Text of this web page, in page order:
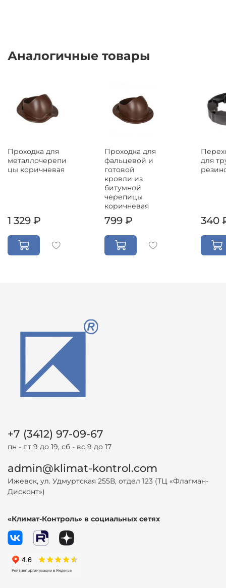
Аналогичные товары
Проходка для
металлочерепи
цы коричневая
1 329 ₽
Проходка для
фальцевой и
готовой
кровли из
битумной
черепицы
коричневая
799 ₽
для
340
+7 (3412) 97-09-67
пн - пт 9 до 19, сб - вс 9 до 17
admin@klimat-kontrol.com
Ижевск, ул. Удмуртская 255В, отдел 123 (ТЦ «Флагман-
Дисконт»)
«Климат-Контроль» в социальных сетях